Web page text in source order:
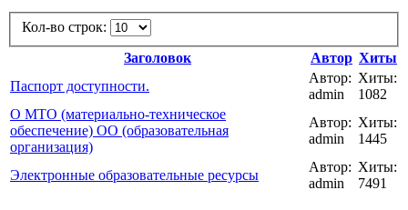
Кол-во строк:
Заголовок
Автор Хиты
Паспорт доступности.
Автор:
admin
Хиты:
1082
О МТО (материально-техническое
обеспечение) ОО (образовательная
организация)
Автор:
admin
Хиты:
1445
Электронные образовательные ресурсы
Автор:
admin
Хиты:
7491